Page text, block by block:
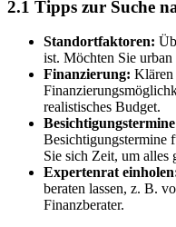
2.1 Tipps zur Suche
Standortfaktoren:
ist. Möchten Sie
Finanzierung: Klären
realistisches Budget.
Besichtigungstermine
Sie sich Zeit, um alles
Expertenrat
beraten lassen, z. B.
Finanzberater.